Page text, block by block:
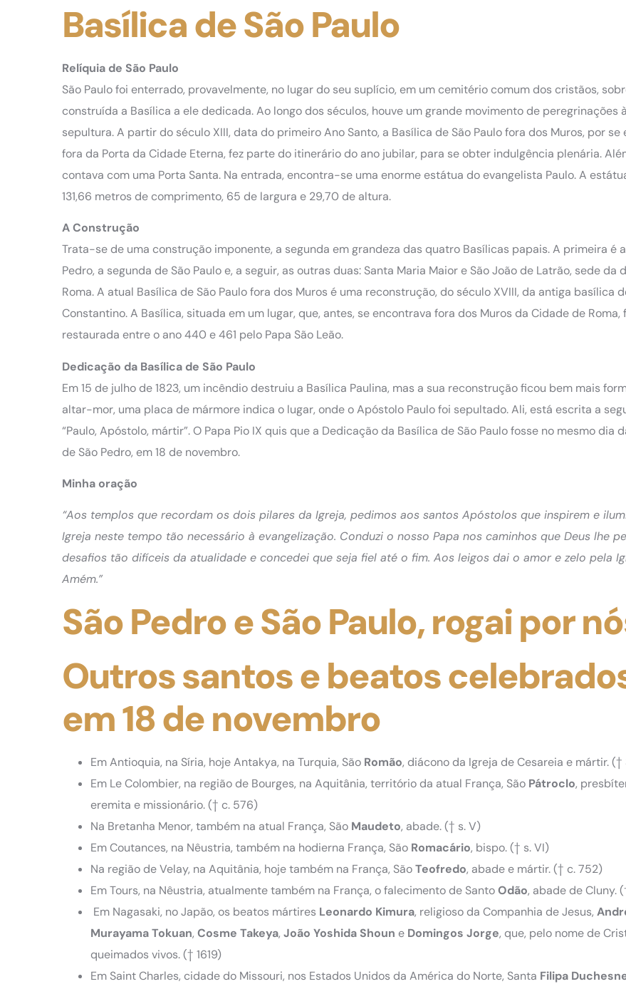
Basílica de São Paulo
Relíquia de São Paulo
São Paulo foi enterrado, provavelmente, no lugar do seu suplício, em um cemitério comum dos cristãos,
construída a Basílica a ele dedicada. Ao longo dos séculos, houve um grande movimento de peregrinações
sepultura. A partir do século XIII, data do primeiro Ano Santo, a Basílica de São Paulo fora dos Muros, por se
fora da Porta da Cidade Eterna, fez parte do itinerário do ano jubilar, para se obter indulgência plenária.
contava com uma Porta Santa. Na entrada, encontra-se uma enorme estátua do evangelista Paulo. A
131,66 metros de comprimento, 65 de largura e 29,70 de altura.
A Construção
Trata-se de uma construção imponente, a segunda em grandeza das quatro Basílicas papais. A primeira é
Pedro, a segunda de São Paulo e, a seguir, as outras duas: Santa Maria Maior e São João de Latrão, sede da
Roma. A atual Basílica de São Paulo fora dos Muros é uma reconstrução, do século XVIII, da antiga basílica
Constantino. A Basílica, situada em um lugar, que, antes, se encontrava fora dos Muros da Cidade de Roma,
restaurada entre o ano 440 e 461 pelo Papa São Leão.
Dedicação da Basílica de São Paulo
Em 15 de julho de 1823, um incêndio destruiu a Basílica Paulina, mas a sua reconstrução ficou bem mais
altar-mor, uma placa de mármore indica o lugar, onde o Apóstolo Paulo foi sepultado. Ali, está escrita a
“Paulo, Apóstolo, mártir”. O Papa Pio IX quis que a Dedicação da Basílica de São Paulo fosse no mesmo dia
de São Pedro, em 18 de novembro.
Minha oração
“Aos templos que recordam os dois pilares da Igreja, pedimos aos santos Apóstolos que inspirem e
Igreja neste tempo tão necessário à evangelização. Conduzi o nosso Papa nos caminhos que Deus lhe
desafios tão difíceis da atualidade e concedei que seja fiel até o fim. Aos leigos dai o amor e zelo pela
Amém.”
São Pedro e São Paulo, rogai por
Outros santos e beatos
em 18 de novembro
Em Antioquia, na Síria, hoje Antakya, na Turquia, São Romão, diácono da Igreja de Cesareia e mártir.(†
Em Le Colombier, na região de Bourges, na Aquitânia, território da atual França, São Pátroclo,
eremita e missionário.(† c. 576)
Na Bretanha Menor, também na atual França, São Maudeto, abade.(† s. V)
Em Coutances, na Nêustria, também na hodierna França, São Romacário, bispo.(† s. VI)
Na região de Velay, na Aquitânia, hoje também na França, SãoTeofredo, abade e mártir.(† c. 752)
Em Tours, na Nêustria, atualmente também na França, o falecimento de SantoOdão, abade de Cluny.
Em Nagasaki, no Japão, os beatos mártires Leonardo Kimura, religioso da Companhia de Jesus,
MurayamaTokuan, Cosme Takeya, João Yoshida Shoun e Domingos Jorge, que, pelo nome de
queimados vivos.(† 1619)
Em Saint Charles, cidade do Missouri, nos Estados Unidos da América do Norte, Santa Filipa